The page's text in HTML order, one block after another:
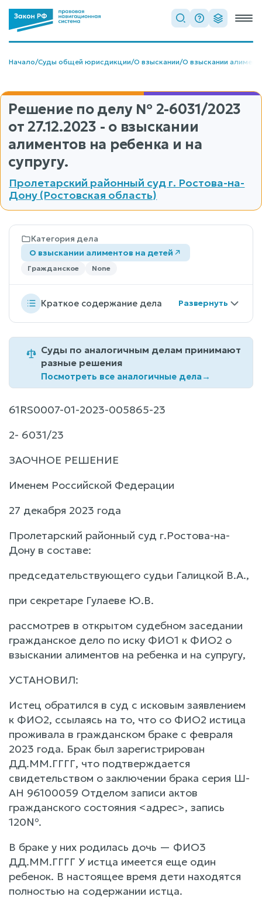
Начало/Суды общей юрисдикции/О взыскании/О взыскании
Решение по делу № 2-6031/2023
от 27.12.2023 - о взыскании
алиментов на ребенка и на
супругу.
Пролетарский районный суд г. Ростова-на-
Дону (Ростовская область)
Категория дела
О взыскании алиментов на детей
Гражданское None
Краткое содержание дела
Суды по аналогичным делам принимают
разные решения
Посмотреть все аналогичные дела→
61RS0007-01-2023-005865-23
2- 6031/23
ЗАОЧНОЕ РЕШЕНИЕ
Именем Российской Федерации
27 декабря 2023 года
Пролетарский районный суд г.Ростова-на-
Дону в составе:
председательствующего судьи Галицкой В.А.,
при секретаре Гулаеве Ю.В.
рассмотрев в открытом судебном заседании
гражданское дело по иску ФИО1 к ФИО2 о
взыскании алиментов на ребенка и на супругу,
УСТАНОВИЛ:
Истец обратился в суд с исковым заявлением
к ФИО2, ссылаясь на то, что со ФИО2 истица
проживала в гражданском браке с февраля
2023 года. Брак был зарегистрирован
ДД.ММ.ГГГГ, что подтверждается
свидетельством о заключении брака серия Ш-
АН 96100059 Отделом записи актов
гражданского состояния <адрес>, запись
120№.
В браке у них родилась дочь — ФИО3
ДД.ММ.ГГГГ У истца имеется еще один
ребенок. В настоящее время дети находятся
полностью на содержании истца.